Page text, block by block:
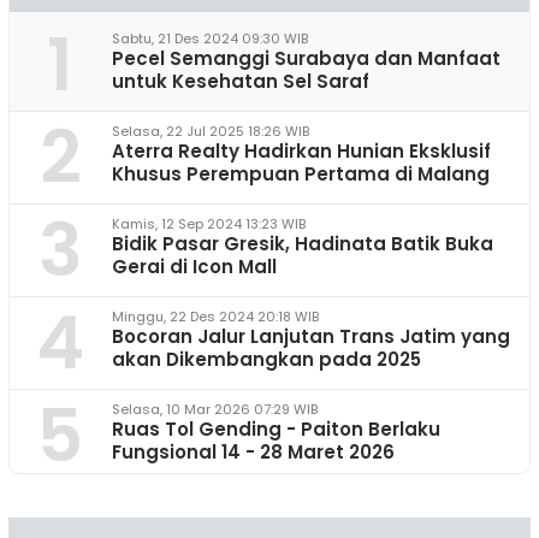
1 Sabtu, 21 Des 2024 09:30 WIB
Pecel Semanggi Surabaya dan Manfaat
untuk Kesehatan Sel Saraf
2 Selasa, 22 Jul 2025 18:26 WIB
Aterra Realty Hadirkan Hunian Eksklusif
Khusus Perempuan Pertama di Malang
3 Kamis, 12 Sep 2024 13:23 WIB
Bidik Pasar Gresik, Hadinata Batik Buka
Gerai di Icon Mall
4 Minggu, 22 Des 2024 20:18 WIB
Bocoran Jalur Lanjutan Trans Jatim yang
akan Dikembangkan pada 2025
5 Selasa, 10 Mar 2026 07:29 WIB
Ruas Tol Gending - Paiton Berlaku
Fungsional 14 - 28 Maret 2026